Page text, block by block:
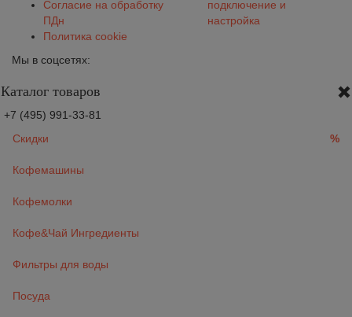
Согласие на обработку
ПДн
Политика cookie
подключение и
настройка
Мы в соцсетях:
Каталог товаров
+7 (495) 991-33-81
Скидки
%
Кофемашины
Кофемолки
Кофе&Чай Ингредиенты
Фильтры для воды
Посуда